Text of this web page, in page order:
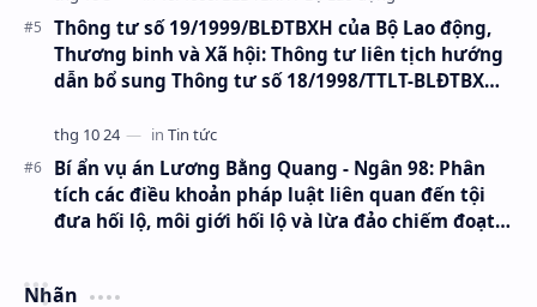
Thông tư số 19/1999/BLĐTBXH của Bộ Lao động,
Thương binh và Xã hội: Thông tư liên tịch hướng
dẫn bổ sung Thông tư số 18/1998/TTLT-BLĐTBXH-
lương thực hiện trong các doanh nghiệp nhà
nước
Bí ẩn vụ án Lương Bằng Quang - Ngân 98: Phân
tích các điều khoản pháp luật liên quan đến tội
đưa hối lộ, môi giới hối lộ và lừa đảo chiếm đoạt
Nhãn